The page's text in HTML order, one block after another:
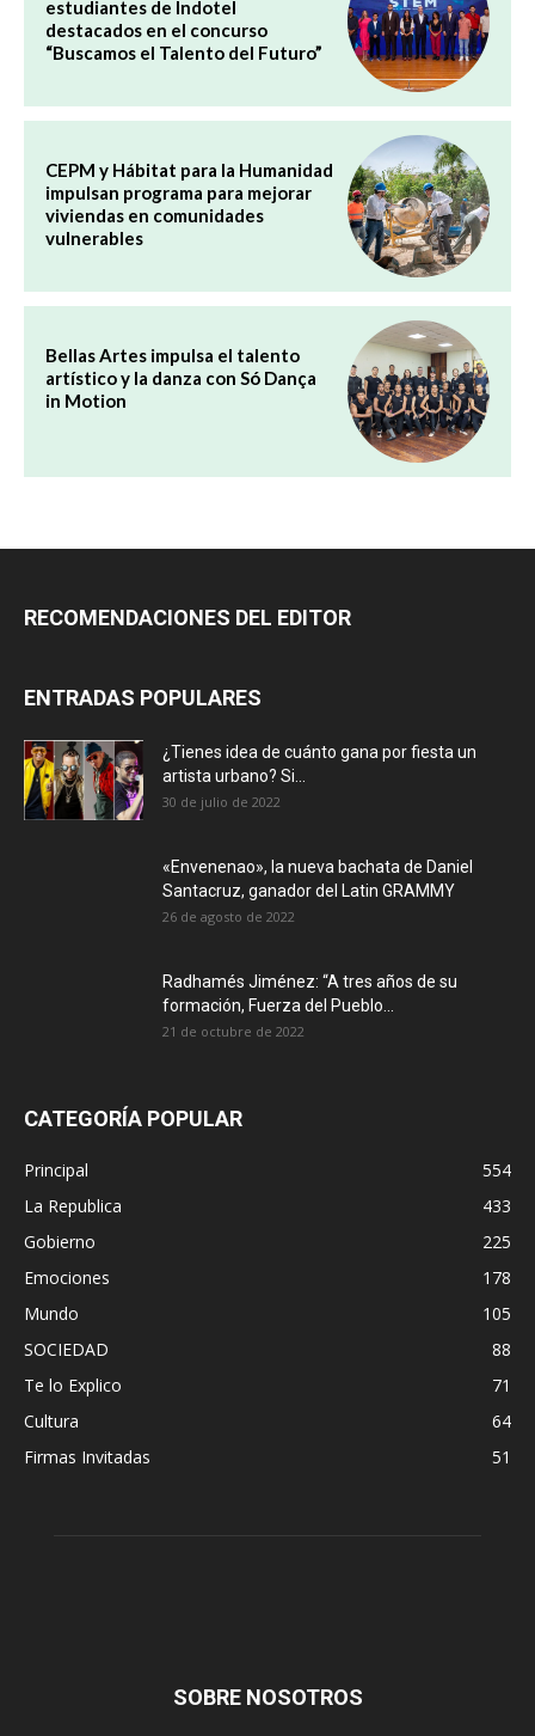
estudiantes de Indotel
destacados en el concurso
“Buscamos el Talento del Futuro”
CEPM y Hábitat para la Humanidad
impulsan programa para mejorar
viviendas en comunidades
vulnerables
Bellas Artes impulsa el talento
artístico y la danza con Só Dança
in Motion
RECOMENDACIONES DEL EDITOR
ENTRADAS POPULARES
¿Tienes idea de cuánto gana por fiesta un
artista urbano? Si...
30 de julio de 2022
«Envenenao», la nueva bachata de Daniel
Santacruz, ganador del Latin GRAMMY
26 de agosto de 2022
Radhamés Jiménez: “A tres años de su
formación, Fuerza del Pueblo...
21 de octubre de 2022
CATEGORÍA POPULAR
Principal
554
La Republica
433
Gobierno
225
Emociones
178
Mundo
105
SOCIEDAD
88
Te lo Explico
71
Cultura
64
Firmas Invitadas
51
SOBRE NOSOTROS